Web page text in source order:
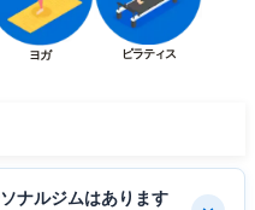
ヨガ ピラティス
ナルジムはあります